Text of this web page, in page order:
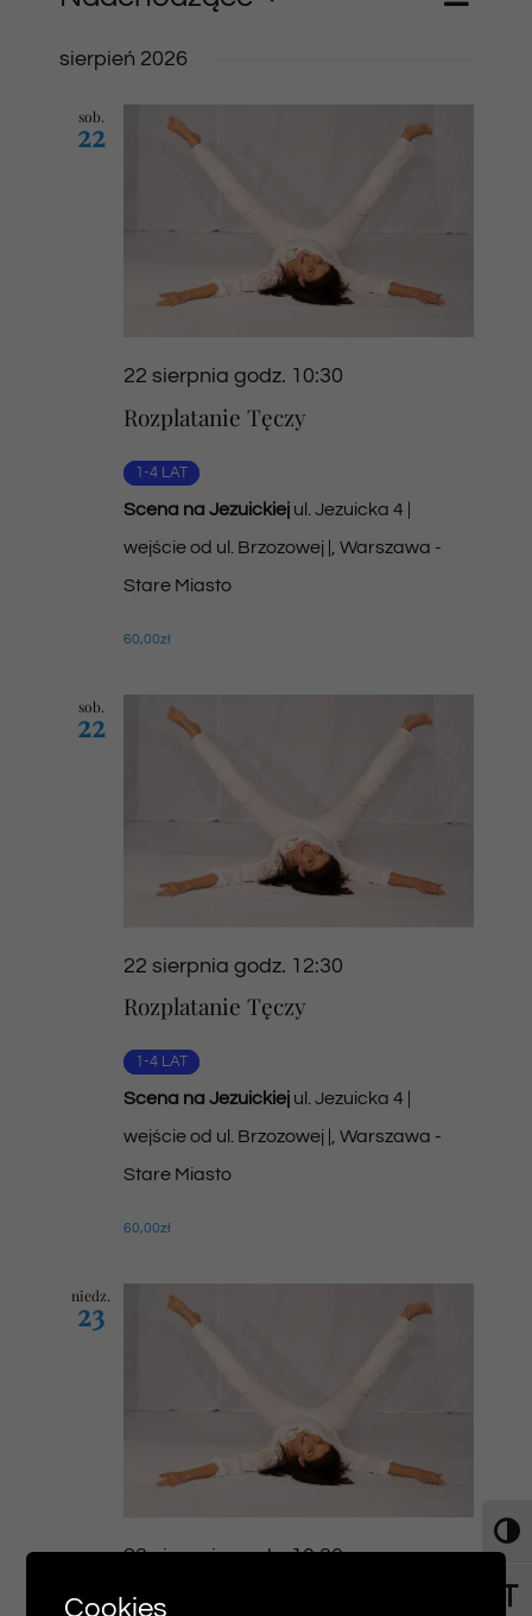
Lista
datę.
sierpień 2026
sob.
22
22 sierpnia godz. 10:30
Rozplatanie Tęczy
1-4 LAT
Scena na Jezuickiej ul. Jezuicka 4 |
wejście od ul. Brzozowej |, Warszawa -
Stare Miasto
60,00zł
sob.
22
22 sierpnia godz. 12:30
Rozplatanie Tęczy
1-4 LAT
Scena na Jezuickiej ul. Jezuicka 4 |
wejście od ul. Brzozowej |, Warszawa -
Stare Miasto
60,00zł
niedz.
23
23 sierpnia godz. 10:30
Rozplatanie Tęczy
Cookies